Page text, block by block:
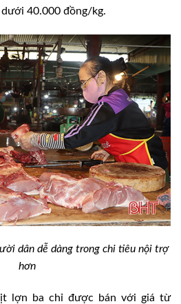
40.000 đồng/kg.
dân dễ dàng trong chi tiêu nội trợ
hơn
lợn ba chỉ được bán với giá từ